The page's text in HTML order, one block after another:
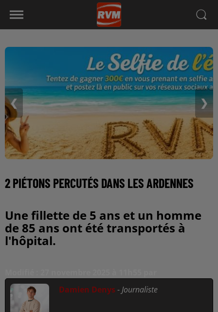
❮ ❯
2 PIÉTONS PERCUTÉS DANS LES ARDENNES
Une fillette de 5 ans et un homme
de 85 ans ont été transportés à
l'hôpital.
Damien Denys -Journaliste